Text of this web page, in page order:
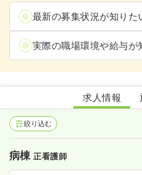
最新の募集状況が知りた
実際の職場環境や給与が
石岡第一
求人情報
絞り込む
病棟正看護師